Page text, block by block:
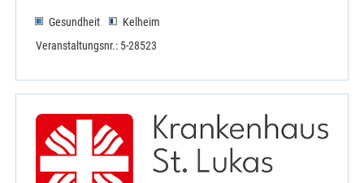
Gesundheit
Kelheim
Veranstaltungsnr.: 5-28523